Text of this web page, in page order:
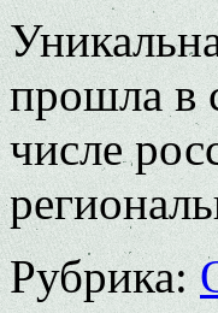
прошла в
числе
Рубрика: